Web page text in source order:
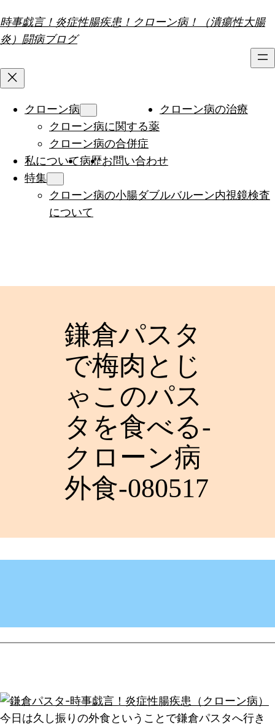
容
を
キ
時事戯言！炎症性腸疾患！クローン病！（潰瘍性大腸
炎）闘病ブログ
クローン病
クローン病に関する薬
クローン病の合併症
クローン病の治療
私について病歴お問い合わせ
特集
クローン病の小腸ダブルバルーン内視鏡検査
について
鎌倉パスタ
で梅肉とじ
ゃこのパス
タを食べる-
クローン病
外食-080517
今日は久し振りの外食ということで鎌倉パスタへ行き